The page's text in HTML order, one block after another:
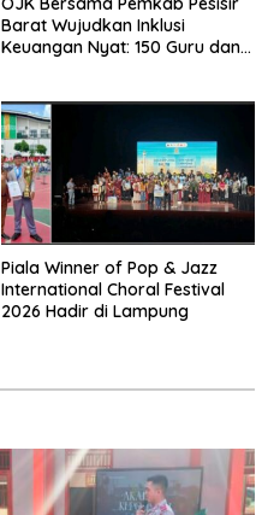
Barat Wujudkan Inklusi
Keuangan Nyat: 150 Guru dan
Piala Winner of Pop & Jazz
International Choral Festival
2026 Hadir di Lampung